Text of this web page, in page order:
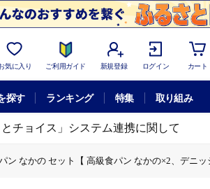
気に入り ご利用ガイド 新規登録 ログイン カート
探す ランキング 特集 取り組み
とチョイス」システム連携に関して
ン なかの セット【 高級食パン なかの×2、デニッ